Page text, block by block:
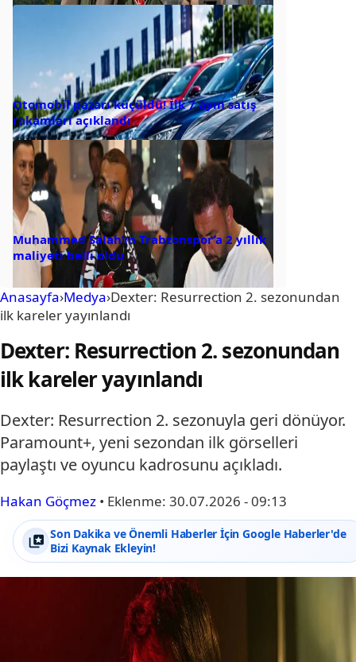
Otomobil pazarı küçüldü! İlk 7 ayın satış
rakamları açıklandı
Muhammed Salah’ın Trabzonspor’a 2 yıllık
maliyeti belli oldu
Anasayfa›Medya›Dexter: Resurrection 2. sezonundan
ilk kareler yayınlandı
Dexter: Resurrection 2. sezonundan
ilk kareler yayınlandı
Dexter: Resurrection 2. sezonuyla geri dönüyor.
Paramount+, yeni sezondan ilk görselleri
paylaştı ve oyuncu kadrosunu açıkladı.
Hakan Göçmez • Eklenme: 30.07.2026 - 09:13
Son Dakika ve Önemli Haberler İçin Google Haberler'de
Bizi Kaynak Ekleyin!